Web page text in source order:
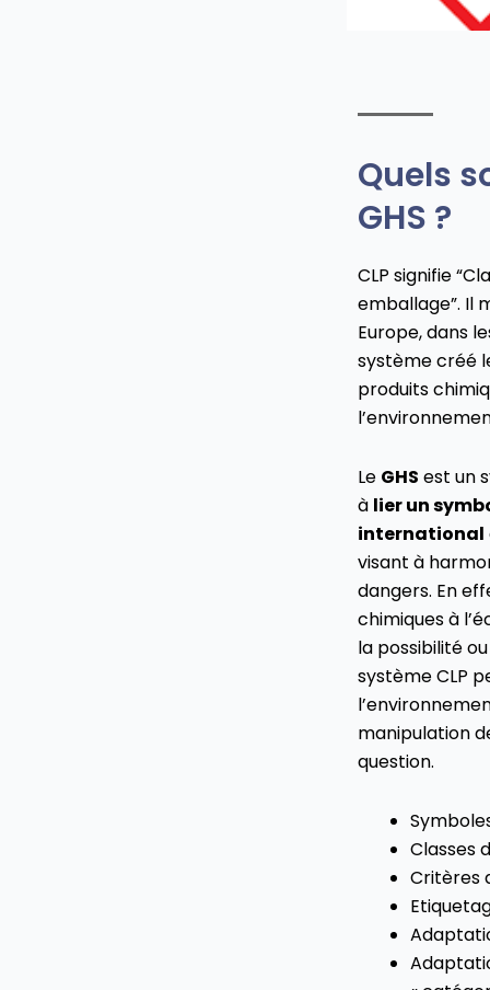
Quels
GHS ?
CLP signifie
emballage”. Il
Europe, dans
système créé
produits
Le GHS est un
à lier un
international
visant à
dangers. En
chimiques à
la possibilité
système CLP
manipulation
question.
Classes
Critères